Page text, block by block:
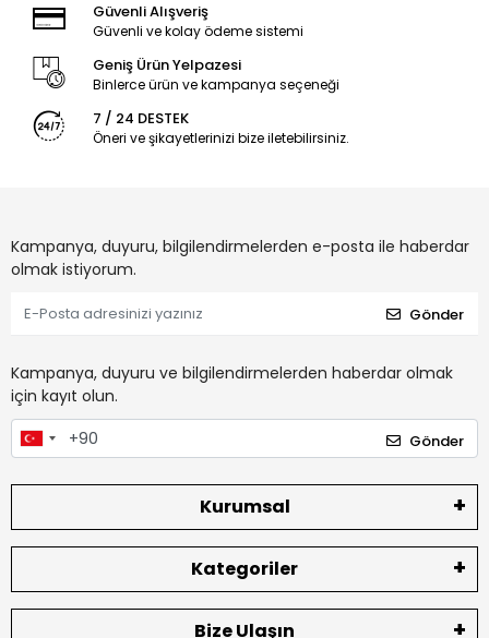
Güvenli Alışveriş
Güvenli ve kolay ödeme sistemi
Geniş Ürün Yelpazesi
Binlerce ürün ve kampanya seçeneği
7 / 24 DESTEK
Öneri ve şikayetlerinizi bize iletebilirsiniz.
Kampanya, duyuru, bilgilendirmelerden e-posta ile haberdar
olmak istiyorum.
Gönder
Kampanya, duyuru ve bilgilendirmelerden haberdar olmak
için kayıt olun.
Gönder
Kurumsal
Kategoriler
Bize Ulaşın